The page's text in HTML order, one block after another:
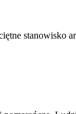
stanowisko